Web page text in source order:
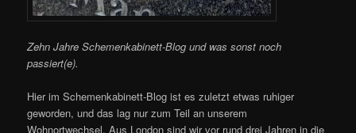
Zehn Jahre Schemenkabinett-Blog und was sonst noch
passiert(e).
Hier im Schemenkabinett-Blog ist es zuletzt etwas ruhiger
geworden, und das lag nur zum Teil an unserem
Wohnortwechsel. Aus London sind wir vor rund drei Jahren in die